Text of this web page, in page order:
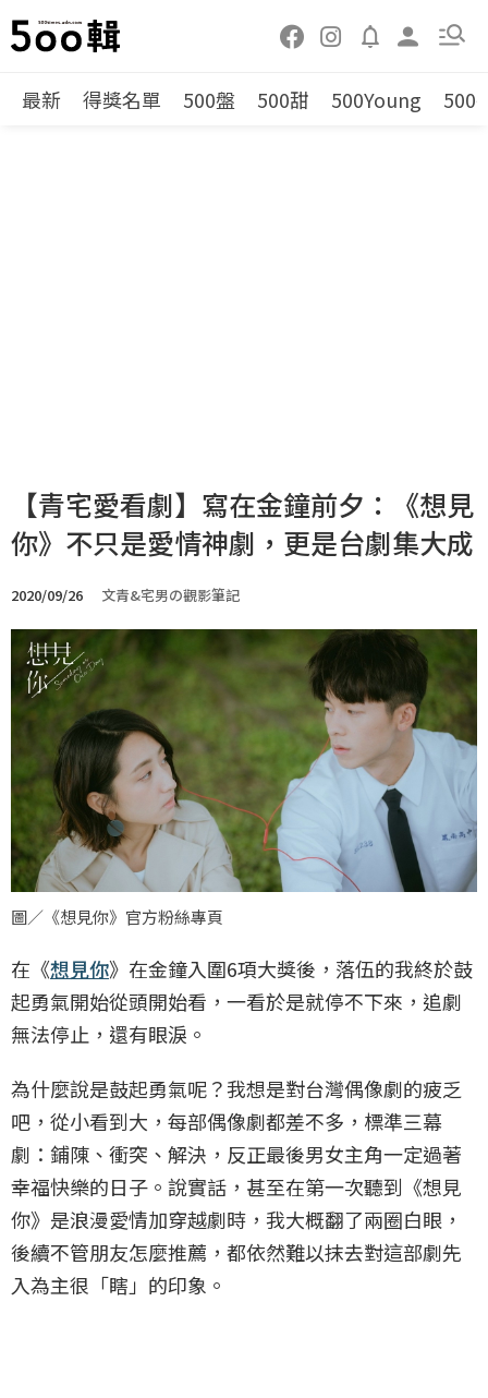
最新 得獎名單 500盤 500甜 500Young 500
【青宅愛看劇】寫在金鐘前夕：《想見
你》不只是愛情神劇，更是台劇集大成
2020/09/26 文青&宅男の觀影筆記
圖／《想見你》官方粉絲專頁
在《想見你》在金鐘入圍6項大獎後，落伍的我終於鼓
起勇氣開始從頭開始看，一看於是就停不下來，追劇
無法停止，還有眼淚。
為什麼說是鼓起勇氣呢？我想是對台灣偶像劇的疲乏
吧，從小看到大，每部偶像劇都差不多，標準三幕
劇：鋪陳、衝突、解決，反正最後男女主角一定過著
幸福快樂的日子。說實話，甚至在第一次聽到《想見
你》是浪漫愛情加穿越劇時，我大概翻了兩圈白眼，
後續不管朋友怎麼推薦，都依然難以抹去對這部劇先
入為主很「瞎」的印象。